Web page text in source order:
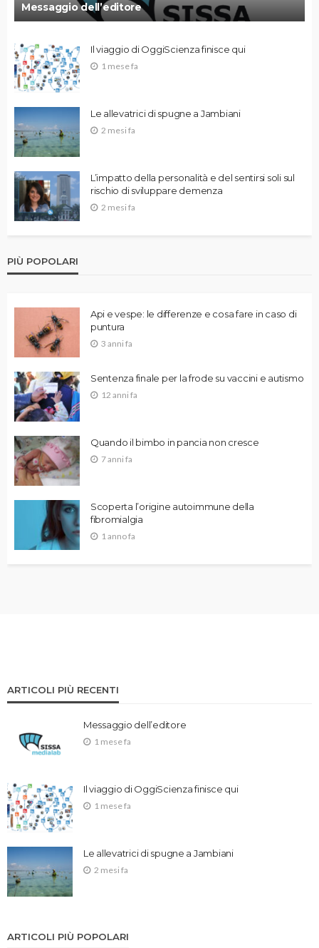
Messaggio dell’editore
Il viaggio di OggiScienza finisce qui
1 mese fa
Le allevatrici di spugne a Jambiani
2 mesi fa
L’impatto della personalità e del sentirsi soli sul
rischio di sviluppare demenza
2 mesi fa
PIÙ POPOLARI
Api e vespe: le differenze e cosa fare in caso di
puntura
3 anni fa
Sentenza finale per la frode su vaccini e autismo
12 anni fa
Quando il bimbo in pancia non cresce
7 anni fa
Scoperta l’origine autoimmune della
fibromialgia
1 anno fa
ARTICOLI PIÙ RECENTI
Messaggio dell’editore
1 mese fa
Il viaggio di OggiScienza finisce qui
1 mese fa
Le allevatrici di spugne a Jambiani
2 mesi fa
ARTICOLI PIÙ POPOLARI